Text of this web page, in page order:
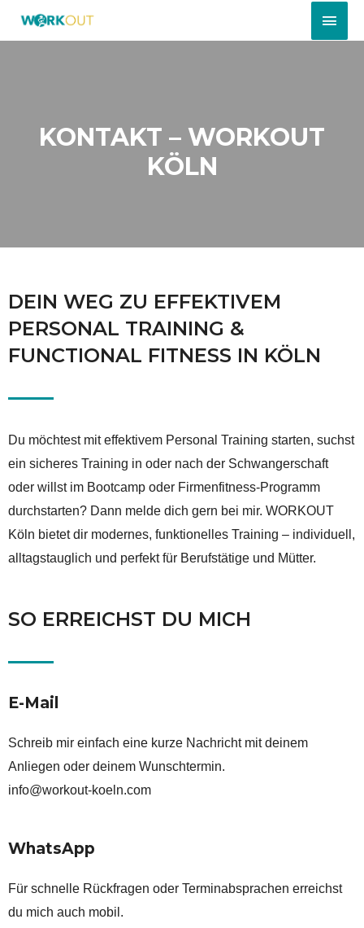
KONTAKT – WORKOUT
KÖLN
DEIN WEG ZU EFFEKTIVEM
PERSONAL TRAINING &
FUNCTIONAL FITNESS IN KÖLN
Du möchtest mit effektivem Personal Training starten, suchst
ein sicheres Training in oder nach der Schwangerschaft
oder willst im Bootcamp oder Firmenfitness‑Programm
durchstarten? Dann melde dich gern bei mir. WORKOUT
Köln bietet dir modernes, funktionelles Training – individuell,
alltagstauglich und perfekt für Berufstätige und Mütter.
SO ERREICHST DU MICH
E-Mail
Schreib mir einfach eine kurze Nachricht mit deinem
Anliegen oder deinem Wunschtermin.
info@workout-koeln.com​
WhatsApp
Für schnelle Rückfragen oder Terminabsprachen erreichst
du mich auch mobil.